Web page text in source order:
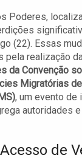
Poderes,
(22). Essas
pela realização
da Convenção
Migratórias
, um evento de
autoridades
de